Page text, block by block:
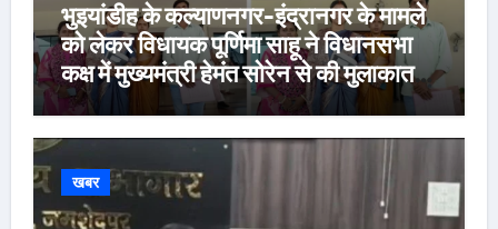
भुइयांडीह के कल्याणनगर-इंद्रानगर के मामले
को लेकर विधायक पूर्णिमा साहू ने विधानसभा
कक्ष में मुख्यमंत्री हेमंत सोरेन से की मुलाकात,
कार्रवाई स्थगित करने व पुनर्वास की रखी मांग,
बस्तीवासी भी रहे मौजूद
खबर